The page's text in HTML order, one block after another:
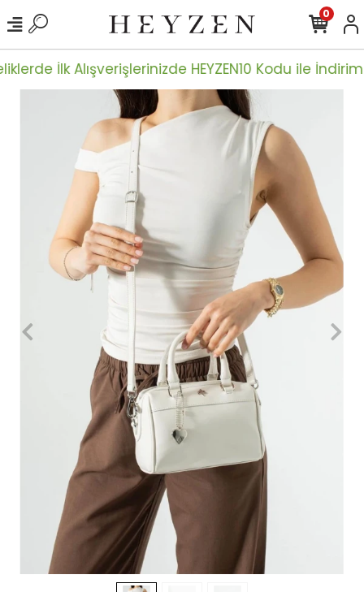
İlk Alışverişlerinizde HEYZEN10 Kodu ile
0